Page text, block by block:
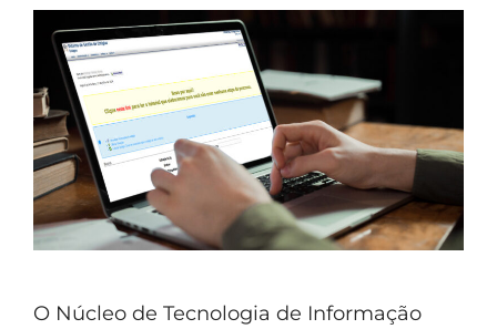
O Núcleo de Tecnologia de Informação